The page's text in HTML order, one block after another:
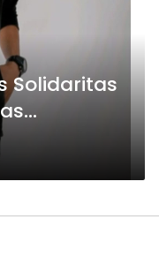
Solidaritas